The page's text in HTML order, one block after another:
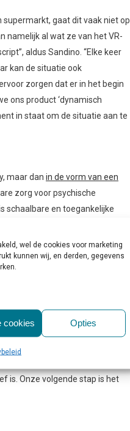
wel de cookies voor marketing
kunnen wij, en derden, gegevens
cookies Opties
gaat dit vaak niet op
namelijk al wat ze van het VR-
aldus Sandino. “Elke keer
kan de situatie ook
zorgen dat er in het begin
ons product ‘dynamisch
in staat om de situatie aan te
maar dan in de vorm van een
zorg voor psychische
schaalbare en toegankelijke
een smartphone.”
ontwikkeling als hulpmiddel bij
zien lopen. Donker: “Inmiddels
therapie ontwikkeld. De
vliegangst zijn
een simpele kartonnen
Op dit moment zoeken we nog
is. Onze volgende stap is het